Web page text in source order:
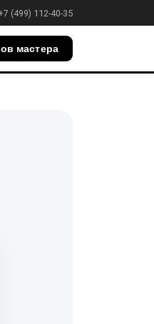
(499) 112-40-35
мастера